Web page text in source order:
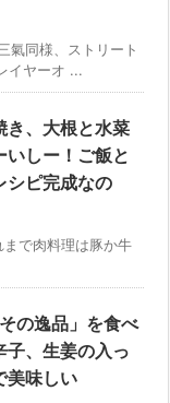
氣同様、ストリート
イヤーオ ...
き、大根と水菜
しー！ご飯と
シピ完成なの
で肉料理は豚か牛
の逸品」を食べ
子、生姜の入っ
美味しい